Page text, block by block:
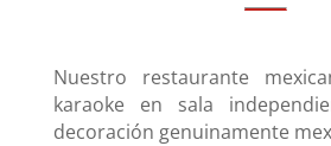
Nuestro restaurante
karaoke en sala
decoración genuinamente